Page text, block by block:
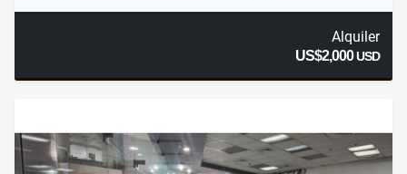
Alquiler
US$2,000USD